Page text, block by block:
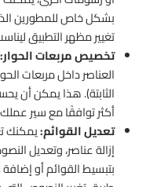
بشكل خاص للمطورين
تغيير مظهر التطبيق
تخصيص مربعات الحوار:
العناصر داخل مربعات
الثابتة). هذا يمكن أن
أكثر توافقًا مع سير
تعديل القوائم:يمكنك
إزالة عناصر، وتعديل
بتبسيط القوائم أو